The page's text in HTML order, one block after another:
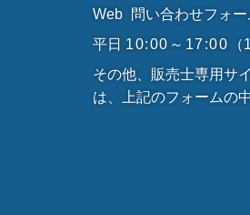
Web
問い合わせフォー
平日 10:00～17:00 （
その他、販売士専用サ
は、上記のフォームの